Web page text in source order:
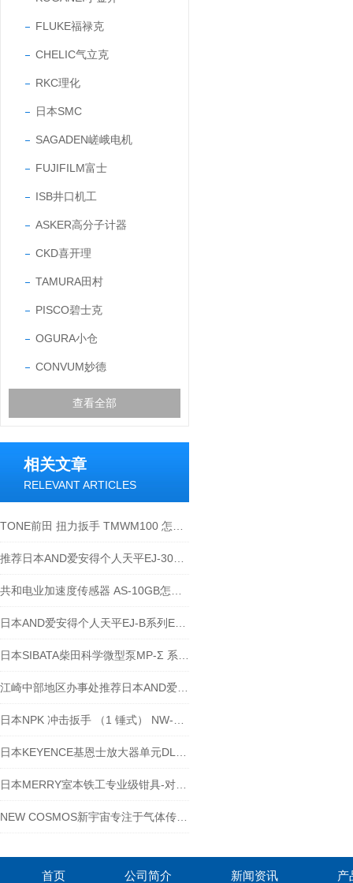
FLUKE福禄克
CHELIC气立克
RKC理化
日本SMC
SAGADEN嵯峨电机
FUJIFILM富士
ISB井口机工
ASKER高分子计器
CKD喜开理
TAMURA田村
PISCO碧士克
OGURA小仓
CONVUM妙德
查看全部
相关文章
RELEVANT ARTICLES
首页 公司简介 新闻资讯 产